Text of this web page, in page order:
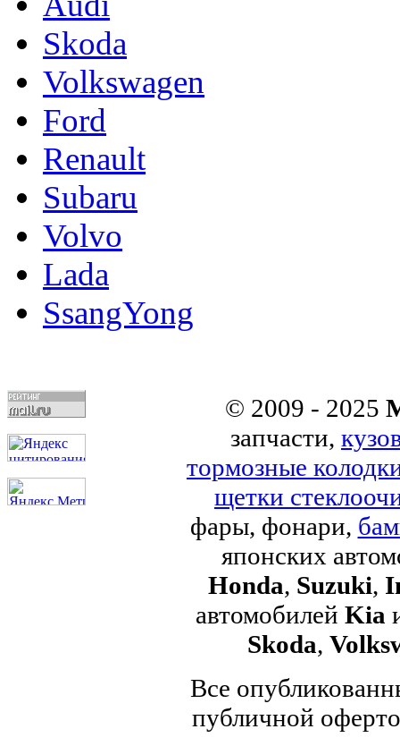
Skoda
Volkswagen
Ford
Renault
Subaru
Volvo
Lada
SsangYong
© 2009 - 2025
запчасти,
тормозные
щетки
фары, фонари,
японских
Honda, Suzuki,
автомобилей Kia
Skoda,
Все
публичной